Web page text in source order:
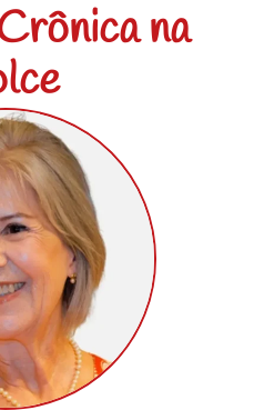
na